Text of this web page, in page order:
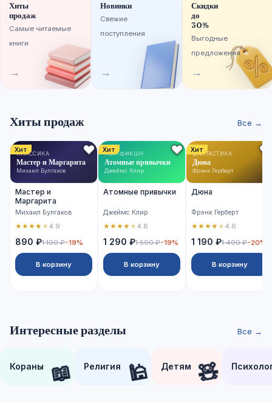
Хиты
продаж
Самые читаемые
книги
→
Новинки
Свежие
поступления
→
Скидки
до
30%
Выгодные
предложения
→
Хиты продаж Все →
Хит
КЛАССИКА
Мастер и Маргарита
Михаил Булгаков
Мастер и
Маргарита
Михаил Булгаков
★★★★★4.9
890 ₽1 100 ₽-19%
В корзину
Хит
НОН-ФИКШН
Атомные привычки
Джеймс Клир
Атомные привычки
Джеймс Клир
★★★★★4.8
1 290 ₽1 590 ₽-19%
В корзину
Хит
ФАНТАСТИКА
Дюна
Фрэнк Герберт
Дюна
Фрэнк Герберт
★★★★★4.6
1 190 ₽1 490 ₽-20%
В корзину
Интересные разделы Все →
Кораны 📖 Религия 🕌 Детям 🧸